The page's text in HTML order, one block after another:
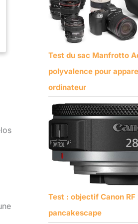
Test du sac Manfrotto
polyvalence pour
ordinateur
Test : objectif Canon
pancakescape